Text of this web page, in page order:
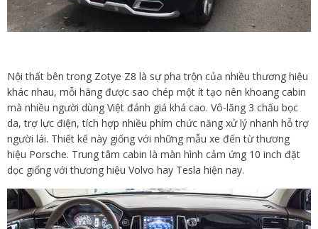
Nội thất bên trong Zotye Z8 là sự pha trộn của nhiều thương hiệu
khác nhau, mỗi hãng được sao chép một ít tạo nên khoang cabin
mà nhiều người dùng Việt đánh giá khá cao. Vô-lăng 3 chấu bọc
da, trợ lực điện, tích hợp nhiều phím chức năng xử lý nhanh hỗ trợ
người lái. Thiết kế này giống với những mẫu xe đến từ thương
hiệu Porsche. Trung tâm cabin là màn hình cảm ứng 10 inch đặt
dọc giống với thương hiệu Volvo hay Tesla hiện nay.